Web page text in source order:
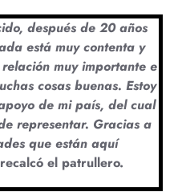
después de 20 años
está muy contenta y
muy importante e
cosas buenas. Estoy
de mi país, del cual
representar. Gracias a
que están aquí
el patrullero.